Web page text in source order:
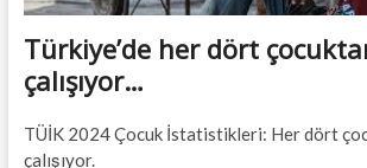
Türkiye’de her dört
çalışıyor…
TÜİK 2024 Çocuk İstatistikleri: Her dört
çalışıyor.